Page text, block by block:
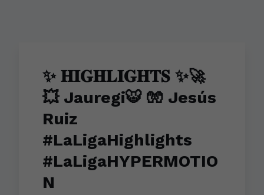
✨ 𝐇𝐈𝐆𝐇𝐋𝐈𝐆𝐇𝐓𝐒 ✨🚀
💥 Jauregi🐯 🧤 Jesús
Ruiz
#LaLigaHighlights
#LaLigaHYPERMOTIO
N